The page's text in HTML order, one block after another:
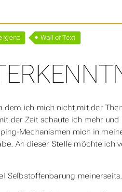
Wall of Text
dem ich mich nicht mit der
der Zeit schaute ich mehr
Mechanismen mich in
An dieser Stelle möchte ich
Selbstoffenbarung meinerseits.